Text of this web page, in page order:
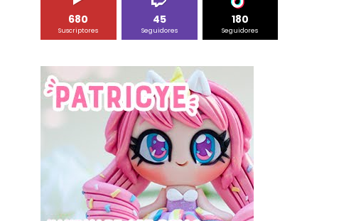
680
Suscriptores
45
Seguidores
180
Seguidores